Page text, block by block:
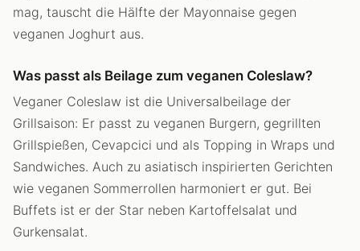
mag, tauscht die Hälfte der Mayonnaise gegen
veganen Joghurt aus.
Was passt als Beilage zum veganen Coleslaw?
Veganer Coleslaw ist die Universalbeilage der
Grillsaison: Er passt zu veganen Burgern, gegrillten
Grillspießen, Cevapcici und als Topping in Wraps und
Sandwiches. Auch zu asiatisch inspirierten Gerichten
wie veganen Sommerrollen harmoniert er gut. Bei
Buffets ist er der Star neben Kartoffelsalat und
Gurkensalat.